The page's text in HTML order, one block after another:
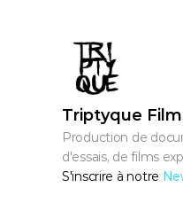
Triptyque
Production de
d'essais, de films
S'inscrire à notre